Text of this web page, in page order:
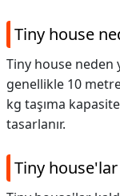
Tiny house
Tiny house neden
genellikle 10
kg taşıma
tasarlanır.
Tiny house'lar